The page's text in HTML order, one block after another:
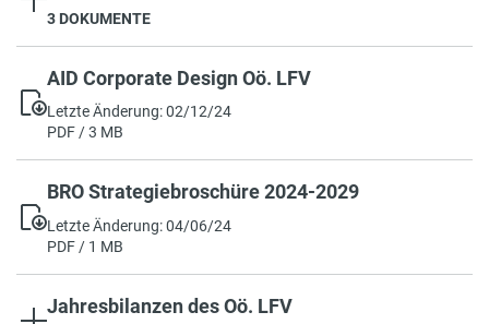
3 DOKUMENTE
AID Corporate Design Oö. LFV
Letzte Änderung: 02/12/24
PDF / 3 MB
BRO Strategiebroschüre 2024-2029
Letzte Änderung: 04/06/24
PDF / 1 MB
Jahresbilanzen des Oö. LFV